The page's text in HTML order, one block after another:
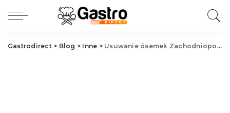
Gastrodirect> Blog > Inne > Usuwanie ósemek Zachodniopomorskie